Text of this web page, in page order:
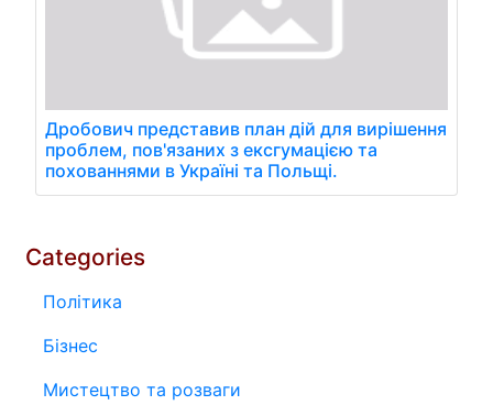
Дробович представив план дій для вирішення
проблем, пов'язаних з ексгумацією та
похованнями в Україні та Польщі.
Categories
Політика
Бізнес
Мистецтво та розваги